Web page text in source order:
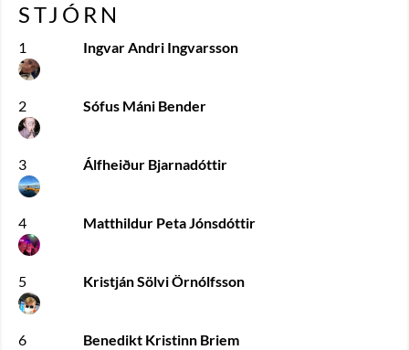
STJÓRN
1 Ingvar Andri Ingvarsson
2 Sófus Máni Bender
3 Álfheiður Bjarnadóttir
4 Matthildur Peta Jónsdóttir
5 Kristján Sölvi Örnólfsson
6 Benedikt Kristinn Briem